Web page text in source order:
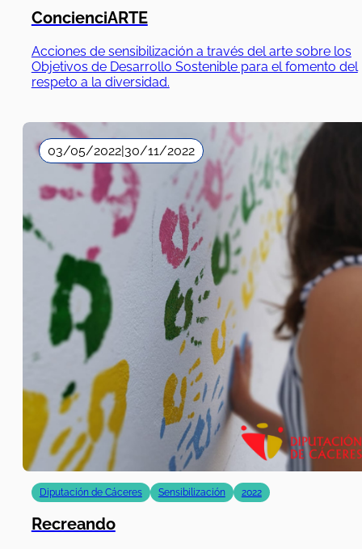
ConcienciARTE
Acciones de sensibilización a través del arte sobre los
Objetivos de Desarrollo Sostenible para el fomento del
respeto a la diversidad.
03/05/2022|30/11/2022
Diputación de Cáceres Sensibilización 2022
Recreando